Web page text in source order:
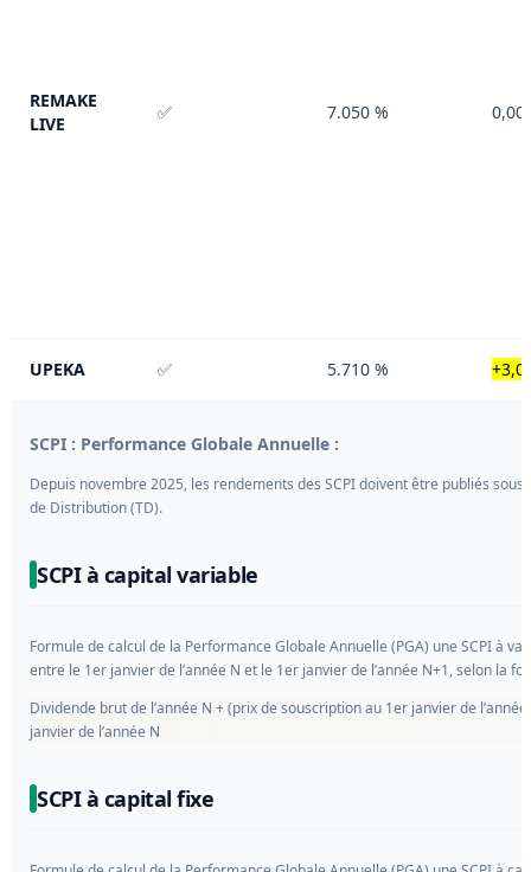
REMAKE
LIVE
✅ 7.050 % 0,00
UPEKA ✅ 5.710 %
SCPI : Performance Globale Annuelle :
Depuis novembre 2025, les rendements des SCPI doivent être publiés
de Distribution (TD).
SCPI à capital variable
Formule de calcul de la Performance Globale Annuelle (PGA) une SCPI à
entre le 1er janvier de l’année N et le 1er janvier de l’année N+1, selon la
Dividende brut de l’année N + (prix de souscription au 1er janvier de
janvier de l’année N
SCPI à capital fixe